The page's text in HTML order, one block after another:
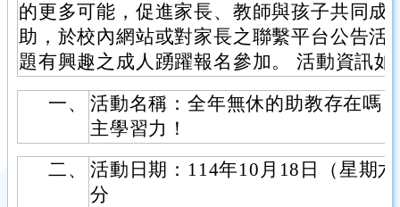
的更多可能，促進家長、教師與孩子共同成
助，於校內網站或對家長之聯繫平台公告活
題有興趣之成人踴躍報名參加。 活動資訊如
一、
活動名稱：全年無休的助教存在嗎
主學習力！
二、
活動日期：114年10月18日（星期
分